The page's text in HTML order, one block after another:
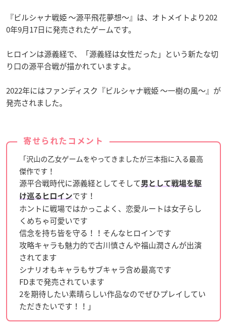
『ビルシャナ戦姫 ～源平飛花夢想～』は、オトメイトより202
0年9月17日に発売されたゲームです。
ヒロインは源義経で、「源義経は女性だった」という新たな切
り口の源平合戦が描かれていますよ。
2022年にはファンディスク『ビルシャナ戦姫 ～一樹の風～』が
発売されました。
寄せられたコメント
「沢山の乙女ゲームをやってきましたが三本指に入る最高
傑作です！
源平合戦時代に源義経としてそして男として戦場を駆
け巡るヒロインです！
ホントに戦場ではかっこよく、恋愛ルートは女子らし
くめちゃ可愛いです
信念を持ち皆を守る！！そんなヒロインです
攻略キャラも魅力的で古川慎さんや福山潤さんが出演
されてます
シナリオもキャラもサブキャラ含め最高です
FDまで発売されています
2を期待したい素晴らしい作品なのでぜひプレイしてい
ただきたいです！！」